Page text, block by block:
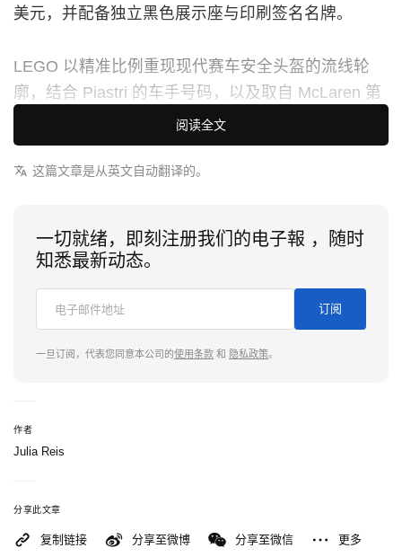
美元，并配备独立黑色展示座与印刷签名名牌。
LEGO 以精准比例重现现代赛车安全头盔的流线轮
廓，结合 Piastri 的车手号码，以及取自 McLaren 第
1000 场特别纪念涂装的完整印刷图案。套装内附限
定 Piastri Minifigure，身著精心挑选、忠实还原的赛
车服造型。
构成的展示套装，则聚焦于他标志性的荧光「Blob」
头盔设计。Norris 本人亦亲自参与共同创作，透过进
阶搭建技巧呈现帽身流畅、有机的曲线。值得一提的
是，作品醒目融入他全新采用的车手号码「1」，以
独特积木结构呈现，随盒附上的 Minifigure 亦配备专
体门市。
阅读全文
这篇文章是从英文自动翻译的。
一切就绪，即刻注册我们的电子報 ，随时
知悉最新动态。
订阅
一旦订阅，代表您同意本公司的使用条款 和 隐私政策。
作者
Julia Reis
分享此文章
复制链接 分享至微博 分享至微信 更多